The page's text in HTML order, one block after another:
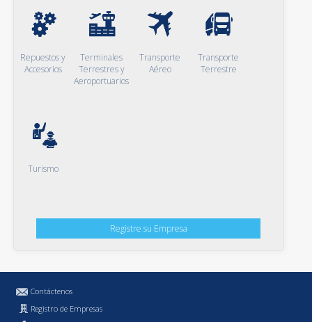
Repuestos y
Accesorios
Terminales
Terrestres y
Aeroportuarios
Transporte
Aéreo
Transporte
Terrestre
Turismo
Registre su Empresa
Contáctenos
Registro de Empresas